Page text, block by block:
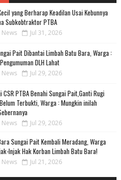
yang Berharap Keadilan Usai Kebunnya
Subkobtraktor PTBA
News Jul 31, 2026
Pait Dibantai Limbah Batu Bara, Warga :
DLH Lahat
News Jul 29, 2026
PTBA Benahi Sungai Pait,Ganti Rugi
Terbukti, Warga : Mungkin inilah
News Jul 29, 2026
Sungai Pait Kembali Meradang, Warga
Injak Hak Korban Limbah Batu Bara!
News Jul 21, 2026